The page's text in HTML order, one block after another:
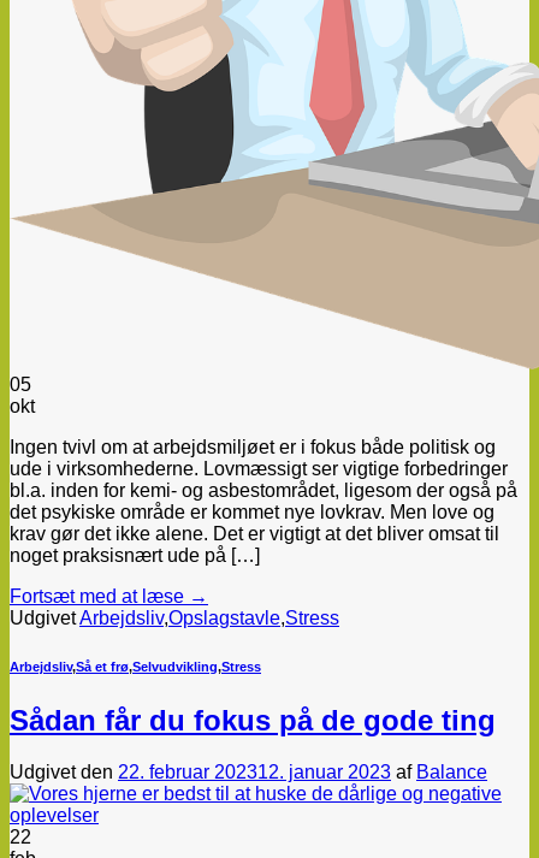
05
okt
Ingen tvivl om at arbejdsmiljøet er i fokus både politisk og
ude i virksomhederne. Lovmæssigt ser vigtige forbedringer
bl.a. inden for kemi- og asbestområdet, ligesom der også på
det psykiske område er kommet nye lovkrav. Men love og
krav gør det ikke alene. Det er vigtigt at det bliver omsat til
noget praksisnært ude på […]
Fortsæt med at læse →
UdgivetArbejdsliv,Opslagstavle,Stress
Arbejdsliv,Så et frø,Selvudvikling,Stress
Sådan får du fokus på de gode ting
Udgivet den 22. februar 202312. januar 2023 af Balance
22